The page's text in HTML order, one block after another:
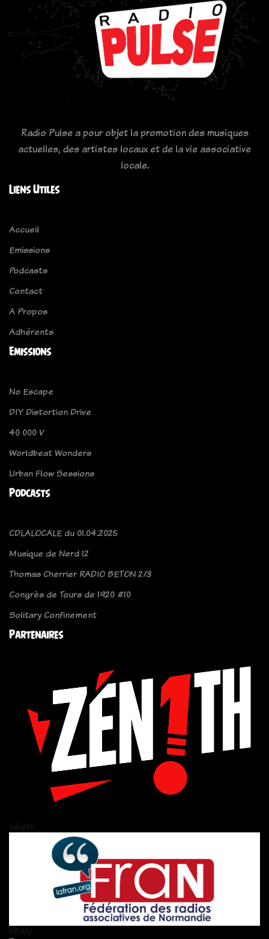
Radio Pulse a pour objet la promotion des musiques
actuelles, des artistes locaux et de la vie associative
locale.
Liens Utiles
Accueil
Emissions
Podcasts
Contact
A Propos
Adhérents
Emissions
No Escape
DIY Distortion Drive
40 000 V
Worldbeat Wonders
Urban Flow Sessions
Podcasts
CDLALOCALE du 01.04.2025
Musique de Nerd 12
Thomas Cherrier RADIO BETON 2/3
Congrès de Tours de 1920 #10
Solitary Confinement
Partenaires